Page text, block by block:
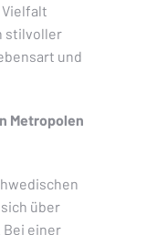
stilvoller
und
Metropolen
über
einer